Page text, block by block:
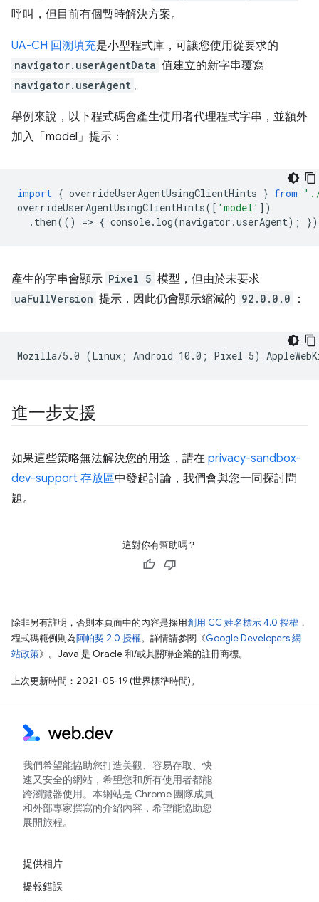
呼叫，但目前有個暫時解決方案。
UA-CH 回溯填充是小型程式庫，可讓您使用從要求的
navigator.userAgentData 值建立的新字串覆寫
navigator.userAgent 。
舉例來說，以下程式碼會產生使用者代理程式字串，並額外
加入「model」提示：
import { overrideUserAgentUsingClientHints } from
overrideUserAgentUsingClientHints([ 'model' ])
. then(() => { console. log(navigator .userAgent);
產生的字串會顯示 Pixel 5 模型，但由於未要求
uaFullVersion 提示，因此仍會顯示縮減的 92.0.0.0 ：
進一步支援
如果這些策略無法解決您的用途，請在 privacy-sandbox-
dev-support 存放區中發起討論，我們會與您一同探討問
題。
這對你有幫助嗎？
除非另有註明，否則本頁面中的內容是採用創用 CC 姓名標示 4.0 授權 ，
程式碼範例則為阿帕契 2.0 授權。詳情請參閱《Google Developers 網
站政策》。Java 是 Oracle 和/或其關聯企業的註冊商標。
上次更新時間：2021-05-19 (世界標準時間)。
我們希望能協助您打造美觀、容易存取、快
速又安全的網站，希望您和所有使用者都能
跨瀏覽器使用。本網站是 Chrome 團隊成員
和外部專家撰寫的介紹內容，希望能協助您
展開旅程。
提供相片
提報錯誤